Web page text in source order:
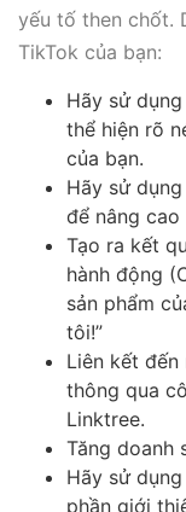
yếu tố then chốt.
TikTok của bạn:
Hãy sử
thể hiện rõ
của bạn.
Hãy sử
để nâng
Tạo ra kết
hành động
sản phẩm
tôi!”
Liên kết
thông qua
Linktree.
Tăng doanh
Hãy sử
phần giới